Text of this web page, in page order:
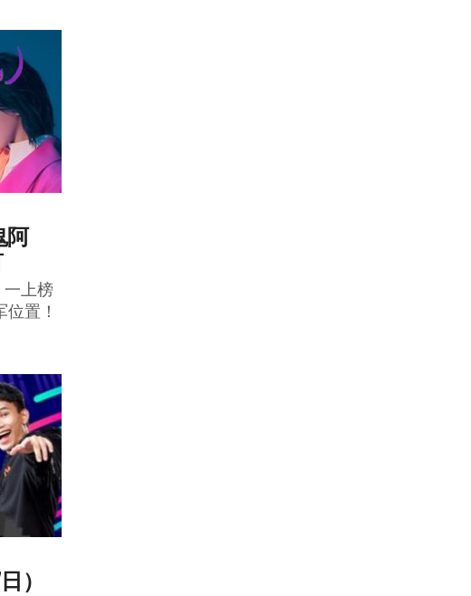
阿
一上榜
置！
）